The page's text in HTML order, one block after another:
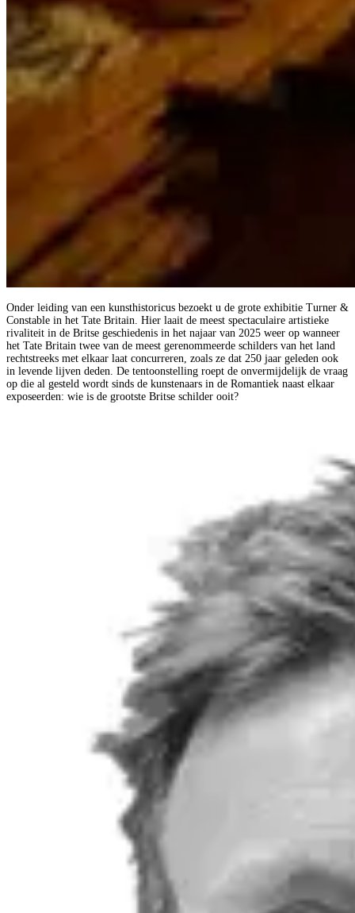
Onder leiding van een kunsthistoricus bezoekt u de grote exhibitie Turner &
Constable in het Tate Britain. Hier laait de meest spectaculaire artistieke
rivaliteit in de Britse geschiedenis in het najaar van 2025 weer op wanneer
het Tate Britain twee van de meest gerenommeerde schilders van het land
rechtstreeks met elkaar laat concurreren, zoals ze dat 250 jaar geleden ook
in levende lijven deden. De tentoonstelling roept de onvermijdelijk de vraag
op die al gesteld wordt sinds de kunstenaars in de Romantiek naast elkaar
exposeerden: wie is de grootste Britse schilder ooit?